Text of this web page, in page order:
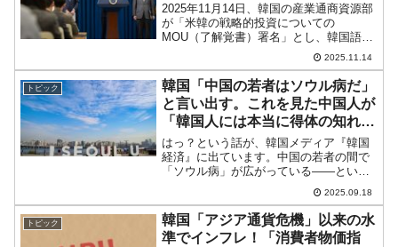
2025年11月14日、韓国の産業通商資源部
が「米韓の戦略的投資についての
MOU（了解覚書）署名」とし、韓国語版
の内容を公表しました（ただし【非公式
訳文】となっています）。全文和訳を下
掲します。大韓民国政府とアメリカ合衆
国政府との間の戦略的...
2025.11.14
トピック
韓国「中国の若者はソウル病だ」
と言い出す。これを見た中国人が
「韓国人には本当に得体の知れな
い自信がある」
はっ？という話が、韓国メディア『韓国
経済』に出ています。中国の若者の間で
「ソウル病」が広がっている――という
のです。面白いので以下に記事から一部
を引用してみます。（前略）ソウルを訪
れた後、韓国を懐かしみ日常に適応でき
ない中国の若者たちの間で...
2025.09.18
トピック
韓国「アジア通貨危機」以来の水
準でインフレ！「消費者物価指